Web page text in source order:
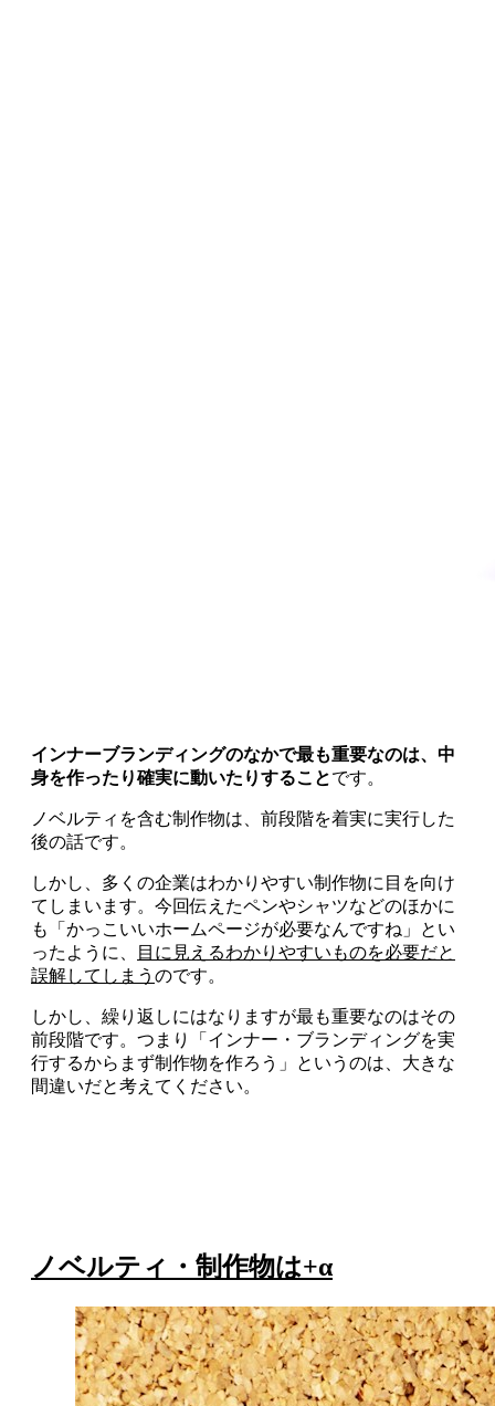
インナーブランディングのなかで最も重要なのは、中
身を作ったり確実に動いたりすることです。
ノベルティを含む制作物は、前段階を着実に実行した
後の話です。
しかし、多くの企業はわかりやすい制作物に目を向け
てしまいます。今回伝えたペンやシャツなどのほかに
も「かっこいいホームページが必要なんですね」とい
ったように、
目に見えるわかりやすいものを必要だと
誤解してしまう のです。
しかし、繰り返しにはなりますが最も重要なのはその
前段階です。つまり「インナー・ブランディングを実
行するからまず制作物を作ろう」というのは、大きな
間違いだと考えてください。
ノベルティ・制作物は+α